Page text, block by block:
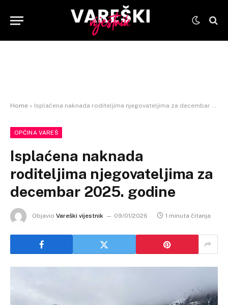
Home » Isplaćena naknada roditeljima njegovateljima za decembar 2025. godine
OPĆINA VAREŠ
Isplaćena naknada
roditeljima njegovateljima za
decembar 2025. godine
Objavio Vareški vijestnik 09/01/2026 1 minuta čitanja